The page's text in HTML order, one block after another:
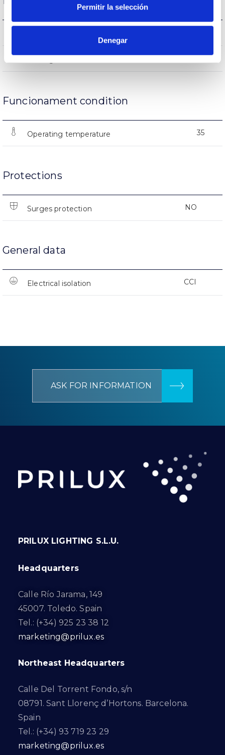
Permitir la selección
Denegar
15000
Funcionament condition
Operating temperature 35
Protections
Surges protection NO
General data
Electrical isolation CCI
ASK FOR INFORMATION
PRILUX LIGHTING S.L.U.
Headquarters
Calle Río Jarama, 149
45007. Toledo. Spain
Tel.: (+34) 925 23 38 12
marketing@prilux.es
Northeast Headquarters
Calle Del Torrent Fondo, s/n
08791. Sant Llorenç d’Hortons. Barcelona.
Spain
Tel.: (+34) 93 719 23 29
marketing@prilux.es